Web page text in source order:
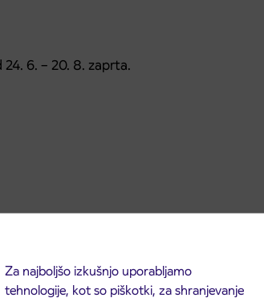
Za najboljšo izkušnjo uporabljamo
tehnologije, kot so piškotki, za shranjevanje
6. – 20. 8. zaprta.